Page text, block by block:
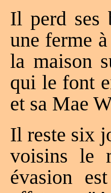
Il perd ses
une ferme
la maison
qui le font
et sa Mae
Il reste six
voisins le
évasion